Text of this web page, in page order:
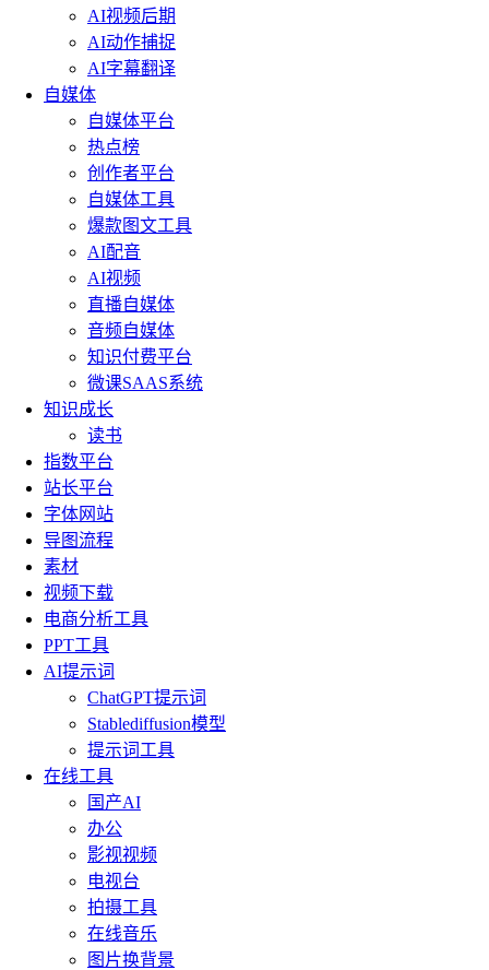
AI视频后期
AI动作捕捉
AI字幕翻译
自媒体
自媒体平台
热点榜
创作者平台
自媒体工具
爆款图文工具
AI配音
AI视频
直播自媒体
音频自媒体
知识付费平台
微课SAAS系统
知识成长
读书
指数平台
站长平台
字体网站
导图流程
素材
视频下载
电商分析工具
PPT工具
AI提示词
ChatGPT提示词
Stablediffusion模型
提示词工具
在线工具
国产AI
办公
影视视频
电视台
拍摄工具
在线音乐
图片换背景